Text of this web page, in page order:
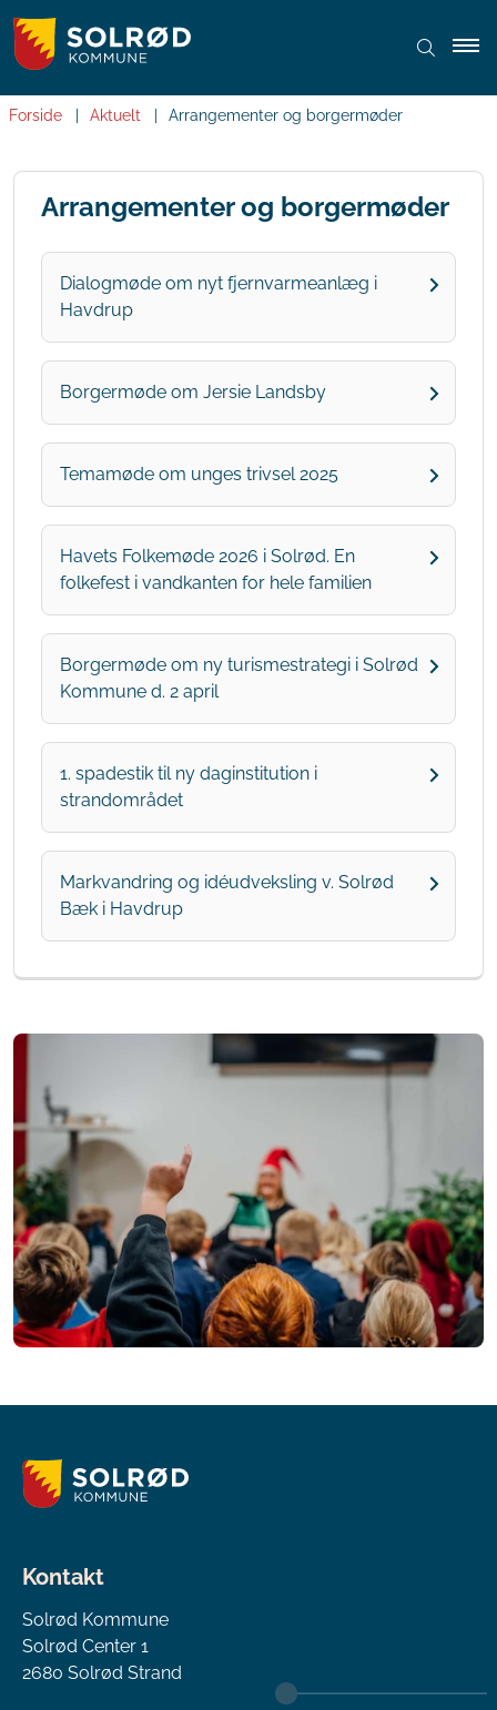
Forside Aktuelt Arrangementer og borgermøder
Arrangementer og borgermøder
Dialogmøde om nyt fjernvarmeanlæg i
Havdrup
Borgermøde om Jersie Landsby
Temamøde om unges trivsel 2025
Havets Folkemøde 2026 i Solrød. En
folkefest i vandkanten for hele familien
Borgermøde om ny turismestrategi i Solrød
Kommune d. 2 april
1. spadestik til ny daginstitution i
strandområdet
Markvandring og idéudveksling v. Solrød
Bæk i Havdrup
Kontakt
Solrød Kommune
Solrød Center 1
2680 Solrød Strand